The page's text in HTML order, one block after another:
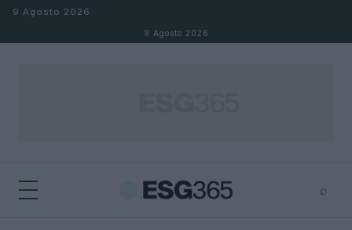
Salta al contenuto
9 Agosto 2026
9 Agosto 2026
⌕